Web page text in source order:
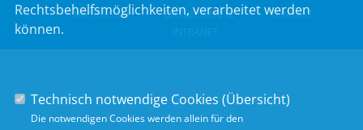
IMPRESSUM DATENSCHUTZ
KONTAKT
INTRANET
Rechtsbehelfsmöglichkeiten, verarbeitet werden
können.
Technisch notwendige Cookies (Übersicht)
Die notwendigen Cookies werden allein für den